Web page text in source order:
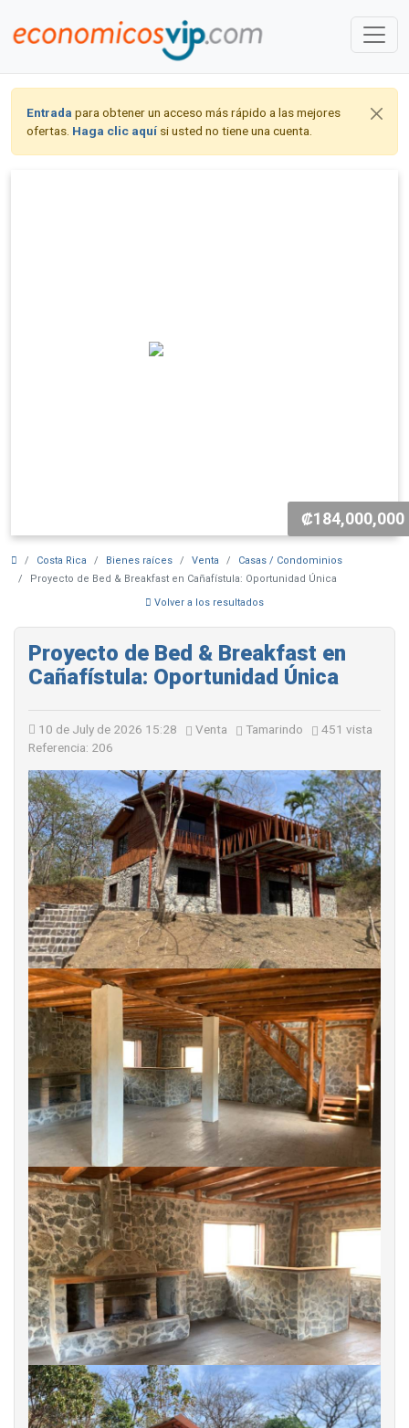
Entrada para obtener un acceso más rápido a las mejores
ofertas. Haga clic aquí si usted no tiene una cuenta.
Costa Rica Bienes raíces Venta
Casas / Condominios
Proyecto de Bed & Breakfast en Cañafístula: Oportunidad Única
Volver a los resultados
Proyecto de Bed & Breakfast en
Cañafístula: Oportunidad Única
10 de July de 2026 15:28 Venta Tamarindo
451 vista
Referencia: 206
₡184,000,000